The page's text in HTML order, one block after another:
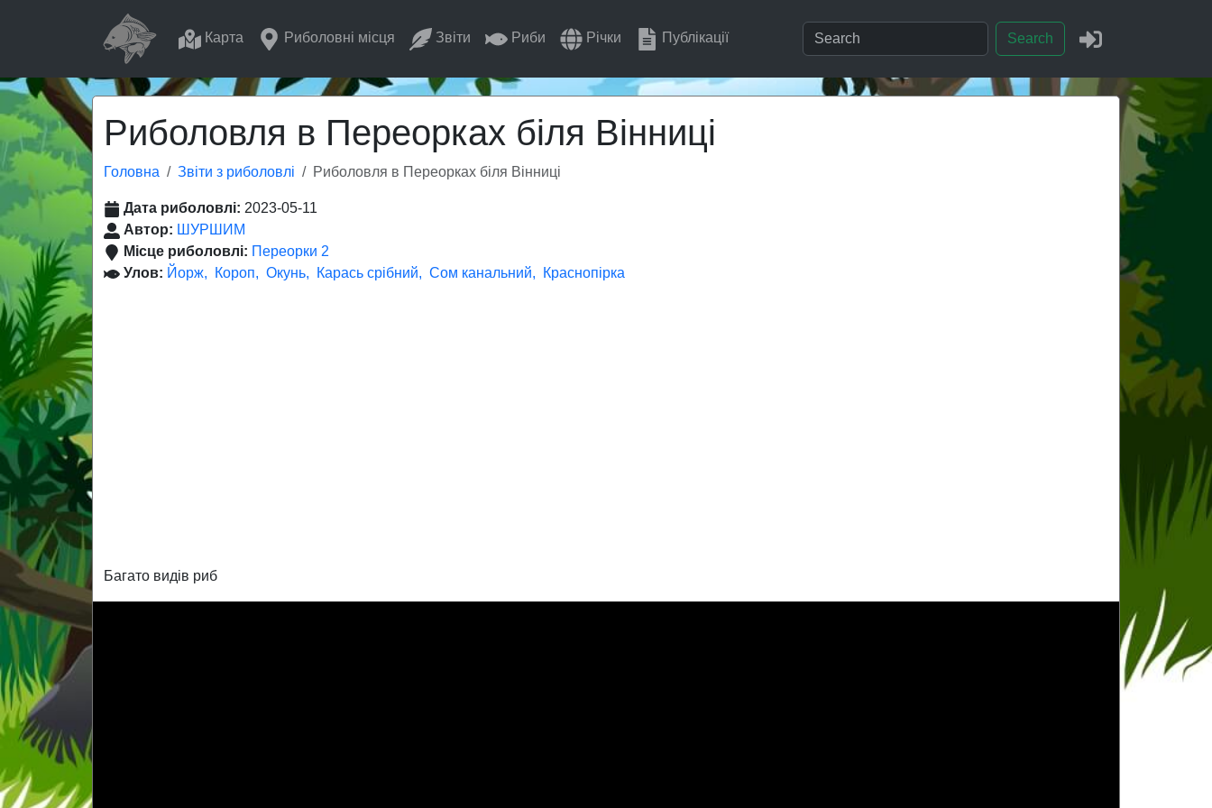
Карта Риболовні місця Звіти Риби Річки Публікації Search
Риболовля в Переорках біля Вінниці
Головна Звіти з риболовлі Риболовля в Переорках біля Вінниці
Дата риболовлі: 2023-05-11
Автор: ШУРШИМ
Місце риболовлі: Переорки 2
Улов: Йорж Короп Окунь Карась срібний Сом канальний Краснопірка
Багато видів риб